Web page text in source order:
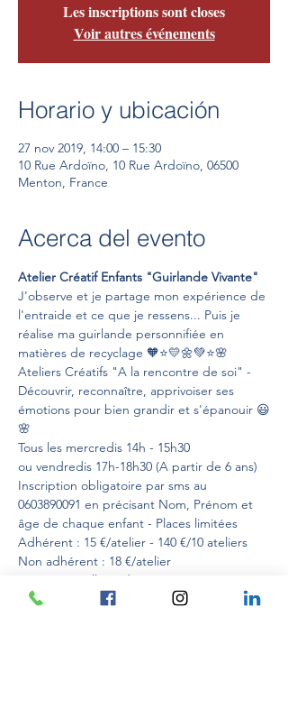
Les inscriptions sont closes
Voir autres événements
Horario y ubicación
27 nov 2019, 14:00 – 15:30
10 Rue Ardoïno, 10 Rue Ardoïno, 06500
Menton, France
Acerca del evento
Atelier Créatif Enfants "Guirlande Vivante"
J'observe et je partage mon expérience de
l'entraide et ce que je ressens... Puis je
réalise ma guirlande personnifiée en
matières de recyclage 🧡⭐💛🌼💚⭐🌸
Ateliers Créatifs "A la rencontre de soi" -
Découvrir, reconnaître, apprivoiser ses
émotions pour bien grandir et s'épanouir 😃
🌸
Tous les mercredis 14h - 15h30
ou vendredis 17h-18h30 (A partir de 6 ans)
Inscription obligatoire par sms au
0603890091 en précisant Nom, Prénom et
âge de chaque enfant - Places limitées
Adhérent : 15 €/atelier - 140 €/10 ateliers
Non adhérent : 18 €/atelier
Tenue conseillée : décontractée, à
l'épreuve de la peinture 😉